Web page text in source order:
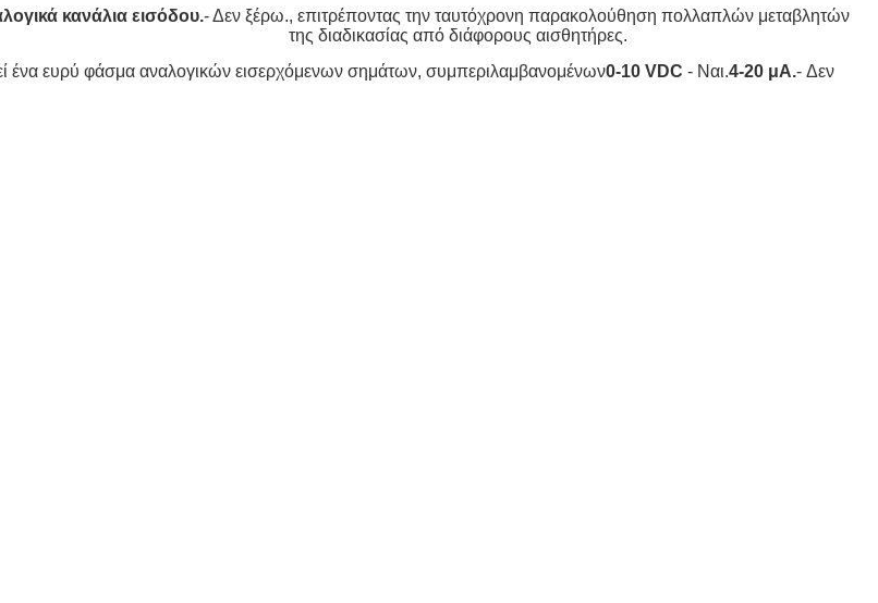
κανάλια εισόδου.- Δεν ξέρω., επιτρέποντας την ταυτόχρονη παρακολούθηση πολλαπλών μεταβλητών
της διαδικασίας από διάφορους αισθητήρες.
ένα ευρύ φάσμα αναλογικών εισερχόμενων σημάτων, συμπεριλαμβανομένων0-10 VDC - Ναι.4-20 μA.- Δεν